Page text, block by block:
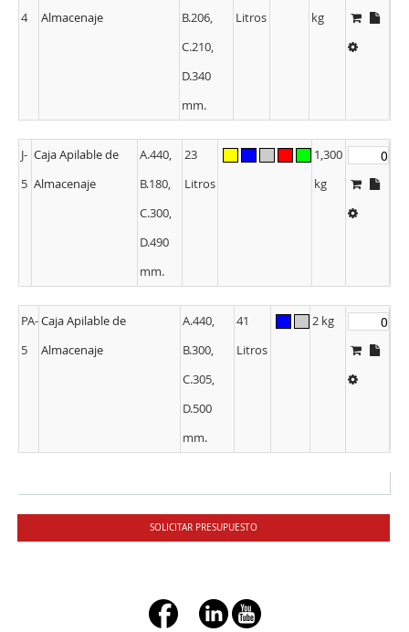
4
Almacenaje
B.206,
C.210,
D.340
mm.
Litros
kg
J-
5
Caja Apilable de
Almacenaje
A.440,
B.180,
C.300,
D.490
mm.
23
Litros
1,300
kg
PA-
5
Caja Apilable de
Almacenaje
A.440,
B.300,
C.305,
D.500
mm.
41
Litros
2 kg
SOLICITAR PRESUPUESTO
+ç